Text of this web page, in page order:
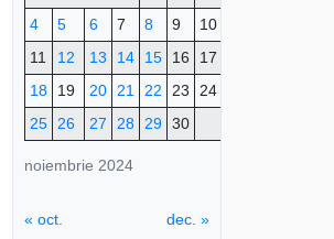
noiembrie 2024
4
5 6 7 8 9
10
11
12 13 14 15 16
17
18
19 20 21 22 23
24
25
26 27 28 29 30
« oct. dec. »